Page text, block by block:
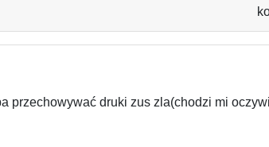
przechowywać druki zus zla(chodzi mi